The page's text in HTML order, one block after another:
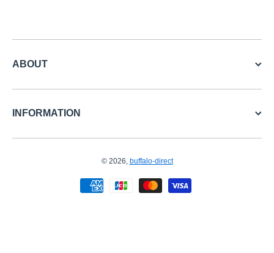
ABOUT
INFORMATION
© 2026, buffalo-direct
お支払い方法